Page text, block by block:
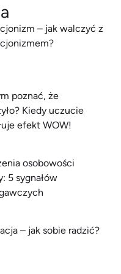
– jak walczyć z
poznać, że
Kiedy uczucie
efekt WOW!
osobowości
5 sygnałów
– jak sobie radzić?